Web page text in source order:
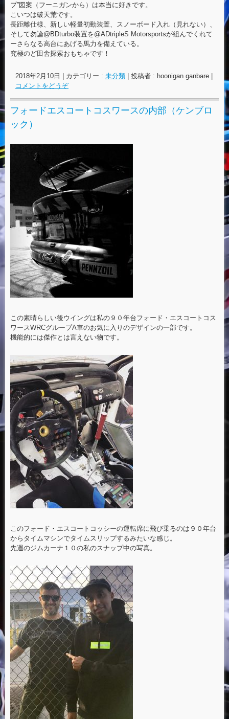
プ”図案（フーニガンから）は本当に好きです。
こいつは破天荒です。
長距離仕様、新しい軽量初動装置、スノーボード入れ（見れない）、
そして勿論@BDturbo装置を@ADtripleS Motorsportsが組んでくれて
ーさらなる高台にあげる馬力を備えている。
究極のど田舎探索おもちゃです！
2018年2月10日 カテゴリー : 未分類 投稿者 : hoonigan ganbare
コメントをどうぞ
フォードエスコートコスワースの内部（ケンブロ
ック）
この素晴らしい後ウイングは私の９０年台フォード・エスコートコス
ワースWRCグループA車のお気に入りのデザインの一部です。
機能的には傑作とは言えない物です。
このフォード・エスコートコッシーの運転席に飛び乗るのは９０年台
からタイムマシンでタイムスリップするみたいな感じ。
先週のジムカーナ１０の私のスナップ中の写真。